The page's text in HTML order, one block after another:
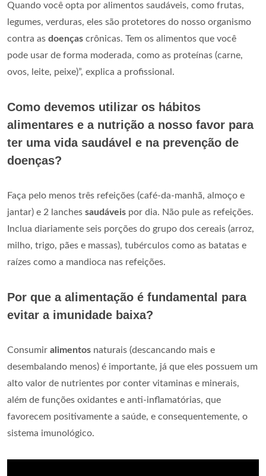
Quando você opta por alimentos saudáveis, como frutas,
legumes, verduras, eles são protetores do nosso organismo
contra as doenças crônicas. Tem os alimentos que você
pode usar de forma moderada, como as proteínas (carne,
ovos, leite, peixe)”, explica a profissional.
Como devemos utilizar os hábitos
alimentares e a nutrição a nosso favor para
ter uma vida saudável e na prevenção de
doenças?
Faça pelo menos três refeições (café-da-manhã, almoço e
jantar) e 2 lanches saudáveis por dia. Não pule as refeições.
Inclua diariamente seis porções do grupo dos cereais (arroz,
milho, trigo, pães e massas), tubérculos como as batatas e
raízes como a mandioca nas refeições.
Por que a alimentação é fundamental para
evitar a imunidade baixa?
Consumir alimentos naturais (descancando mais e
desembalando menos) é importante, já que eles possuem um
alto valor de nutrientes por conter vitaminas e minerais,
além de funções oxidantes e anti-inflamatórias, que
favorecem positivamente a saúde, e consequentemente, o
sistema imunológico.